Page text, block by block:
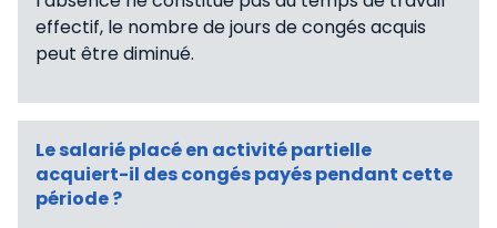
effectif, le nombre de jours de congés acquis
peut être diminué.
Le salarié placé en activité partielle
acquiert-il des congés payés pendant cette
période ?